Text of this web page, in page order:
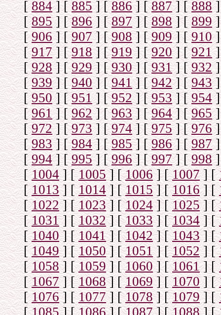
[884] [885] [886] [887] [888]
[895] [896] [897] [898] [899]
[906] [907] [908] [909] [910]
[917] [918] [919] [920] [921]
[928] [929] [930] [931] [932]
[939] [940] [941] [942] [943]
[950] [951] [952] [953] [954]
[961] [962] [963] [964] [965]
[972] [973] [974] [975] [976]
[983] [984] [985] [986] [987]
[994] [995] [996] [997] [998]
[1004] [1005] [1006 ] [1007] [
[1013] [1014] [1015] [1016] [
[1022] [1023] [1024] [1025] [
[1031] [1032] [1033] [1034] [
[1040] [1041] [1042] [1043] [
[1049] [1050] [1051] [1052] [
[1058] [1059] [1060] [1061] [
[1067] [1068] [1069] [1070] [
[1076] [1077] [1078] [1079] [
[1085] [1086] [1087] [1088] [